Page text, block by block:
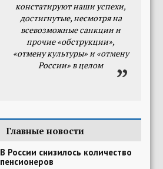
констатируют наши успехи,
достигнутые, несмотря на
всевозможные санкции и
прочие «обструкции»,
«отмену культуры» и «отмену
России» в целом
Главные новости
В России снизилось количество
пенсионеров